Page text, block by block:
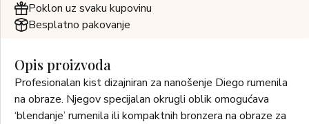
Poklon uz svaku kupovinu
Besplatno pakovanje
Opis proizvoda
Profesionalan kist dizajniran za nanošenje Diego rumenila
na obraze. Njegov specijalan okrugli oblik omogućava
‘blendanje’ rumenila ili kompaktnih bronzera na obraze za